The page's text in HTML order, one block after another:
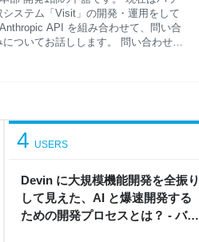
ステム「Visit」の開発・運用をして
API を組み合わせて、問い合
ついてお話しします。 問い合わせ対
用した業務改善を検討されている方
ったこと もう一つのきっかけ 問い合
課題だったこと Visitは社内向けのシ
Devin に大規模機能開発を全振り
して見えた、AI と爆速開発する
ための開発プロセスとは？ - バイ
4 USERS